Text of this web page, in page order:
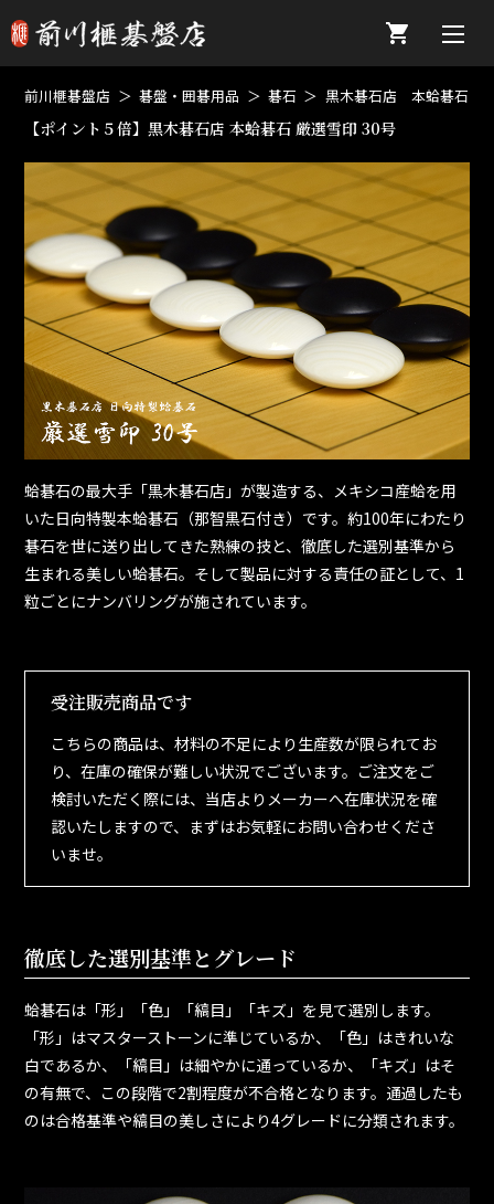
前川榧碁盤店 碁盤・囲碁用品 碁石 黒木碁石店 本蛤碁石
【ポイント５倍】黒木碁石店 本蛤碁石 厳選雪印 30号
蛤碁石の最大手「黒木碁石店」が製造する、メキシコ産蛤を用
いた日向特製本蛤碁石（那智黒石付き）です。約100年にわたり
碁石を世に送り出してきた熟練の技と、徹底した選別基準から
生まれる美しい蛤碁石。そして製品に対する責任の証として、1
粒ごとにナンバリングが施されています。
受注販売商品です
こちらの商品は、材料の不足により生産数が限られてお
り、在庫の確保が難しい状況でございます。ご注文をご
検討いただく際には、当店よりメーカーへ在庫状況を確
認いたしますので、まずはお気軽にお問い合わせくださ
いませ。
徹底した選別基準とグレード
蛤碁石は「形」「色」「縞目」「キズ」を見て選別します。
「形」はマスターストーンに準じているか、「色」はきれいな
白であるか、「縞目」は細やかに通っているか、「キズ」はそ
の有無で、この段階で2割程度が不合格となります。通過したも
のは合格基準や縞目の美しさにより4グレードに分類されます。